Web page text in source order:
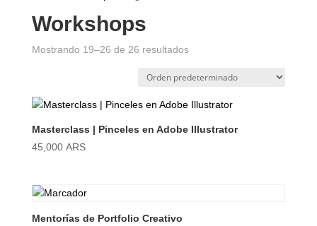
Workshops
Mostrando 19–26 de 26 resultados
Masterclass | Pinceles en Adobe Illustrator
45,000 ARS
Mentorías de Portfolio Creativo